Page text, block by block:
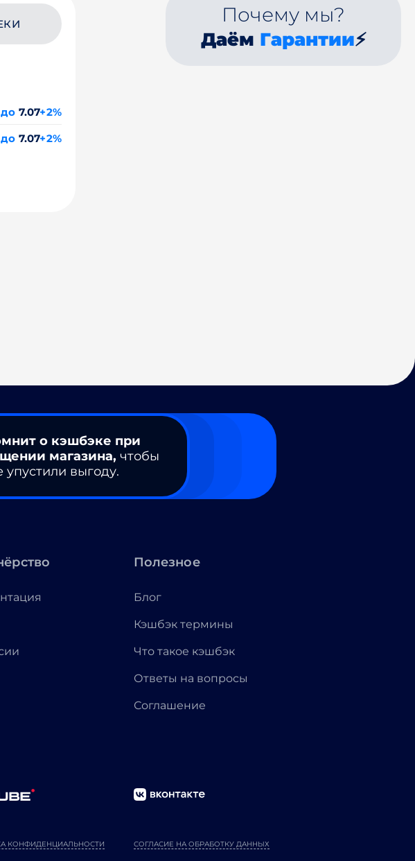
до 7.07+2%
до 7.07+2%
Почему мы?
Даём Гарантии⚡
о кэшбэке при
магазина, чтобы
упустили выгоду.
Полезное
Блог
Кэшбэк термины
Что такое кэшбэк
Ответы на вопросы
Соглашение
КОНФИДЕНЦИАЛЬНОСТИ СОГЛАСИЕ НА ОБРАБОТКУ ДАННЫХ